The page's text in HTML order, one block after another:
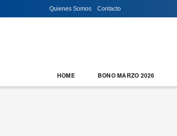
Quienes Somos Contacto
HOME BONO MARZO 2026